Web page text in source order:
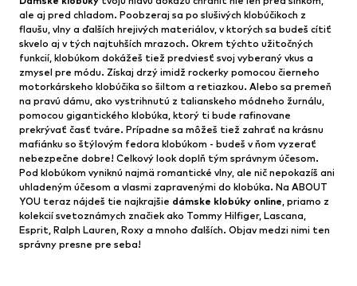
ale aj pred chladom. Poobzeraj sa po slušivých klobúčikoch z
flaušu, vlny a ďalších hrejivých materiálov, v ktorých sa budeš cítiť
skvelo aj v tých najtuhších mrazoch. Okrem týchto užitočných
funkcií, klobúkom dokážeš tiež predviesť svoj vyberaný vkus a
zmysel pre módu. Získaj drzý imidž rockerky pomocou čierneho
motorkárskeho klobúčika so šiltom a retiazkou. Alebo sa premeň
na pravú dámu, ako vystrihnutú z talianskeho módneho žurnálu,
pomocou gigantického klobúka, ktorý ti bude rafinovane
prekrývať časť tváre. Prípadne sa môžeš tiež zahrať na krásnu
mafiánku so štýlovým fedora klobúkom - budeš v ňom vyzerať
nebezpečne dobre! Celkový look doplň tým správnym účesom.
Pod klobúkom vyniknú najmä romantické vlny, ale nič nepokazíš ani
uhladeným účesom a vlasmi zapravenými do klobúka. Na ABOUT
YOU teraz nájdeš tie najkrajšie dámske klobúky online, priamo z
kolekcií svetoznámych značiek ako Tommy Hilfiger, Lascana,
Esprit, Ralph Lauren, Roxy a mnoho ďalších. Objav medzi nimi ten
správny presne pre seba!